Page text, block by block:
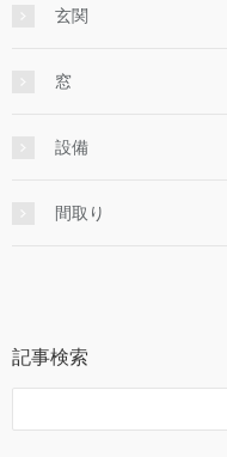
玄関
窓
設備
間取り
記事検索